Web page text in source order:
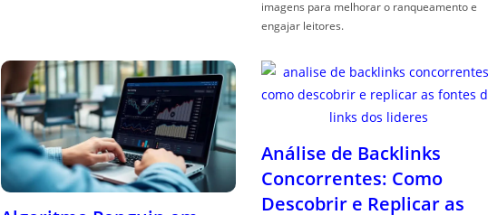
imagens para melhorar o ranqueamento e
engajar leitores.
Análise de Backlinks
Concorrentes: Como
Descobrir e Replicar as